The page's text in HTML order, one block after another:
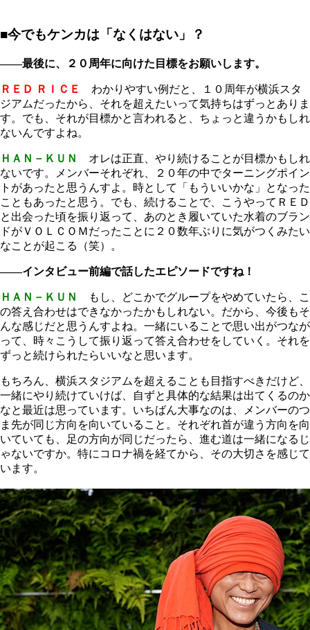
■今でもケンカは「なくはない」？
――最後に、２０周年に向けた目標をお願いします。
ＲＥＤ ＲＩＣＥ
わかりやすい例だと、１０周年が横浜スタ
ジアムだったから、それを超えたいって気持ちはずっとありま
す。でも、それが目標かと言われると、ちょっと違うかもしれ
ないんですよね。
ＨＡＮ－ＫＵＮ
オレは正直、やり続けることが目標かもしれ
ないです。メンバーそれぞれ、２０年の中でターニングポイン
トがあったと思うんすよ。時として「もういいかな」となった
こともあったと思う。でも、続けることで、こうやってＲＥＤ
と出会った頃を振り返って、あのとき履いていた水着のブラン
ドがＶＯＬＣＯＭだったことに２０数年ぶりに気がつくみたい
なことが起こる（笑）。
――インタビュー前編で話したエピソードですね！
ＨＡＮ－ＫＵＮ
もし、どこかでグループをやめていたら、こ
の答え合わせはできなかったかもしれない。だから、今後もそ
んな感じだと思うんすよね。一緒にいることで思い出がつなが
って、時々こうして振り返って答え合わせをしていく。それを
ずっと続けられたらいいなと思います。
もちろん、横浜スタジアムを超えることも目指すべきだけど、
一緒にやり続けていけば、自ずと具体的な結果は出てくるのか
なと最近は思っています。いちばん大事なのは、メンバーのつ
ま先が同じ方向を向いていること。それぞれ首が違う方向を向
いていても、足の方向が同じだったら、進む道は一緒になるじ
ゃないですか。特にコロナ禍を経てから、その大切さを感じて
います。